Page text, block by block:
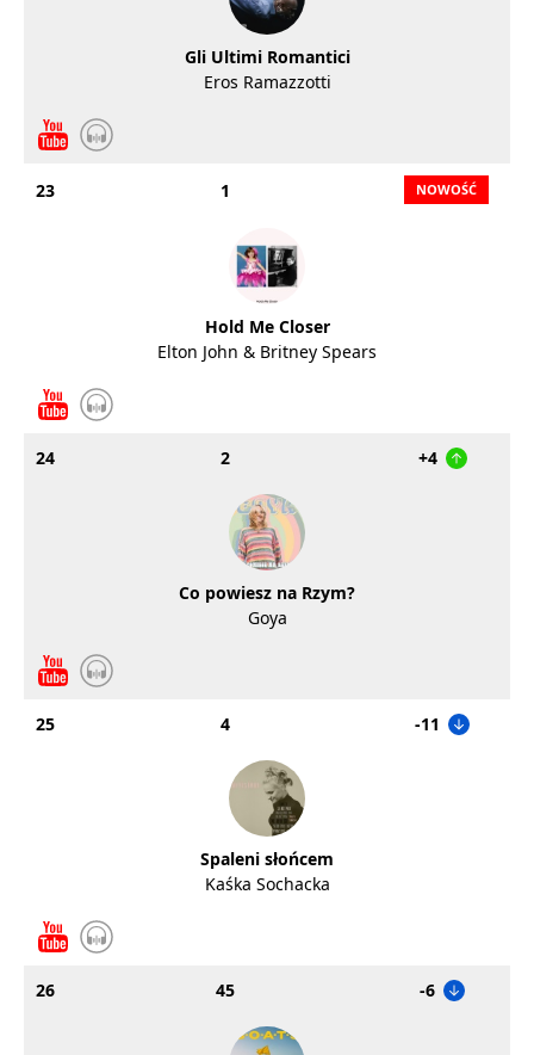
Gli Ultimi Romantici
Eros Ramazzotti
23 1
Hold Me Closer
Elton John & Britney Spears
24 2 +4
Co powiesz na Rzym?
Goya
25 4 -11
Spaleni słońcem
Kaśka Sochacka
26 45 -6